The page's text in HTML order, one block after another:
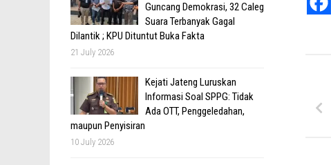
Guncang Demokrasi, 32 Caleg
Suara Terbanyak Gagal
Dilantik ; KPU Dituntut Buka Fakta
21 July 2026
Kejati Jateng Luruskan
Informasi Soal SPPG: Tidak
Ada OTT, Penggeledahan,
maupun Penyisiran
10 July 2026